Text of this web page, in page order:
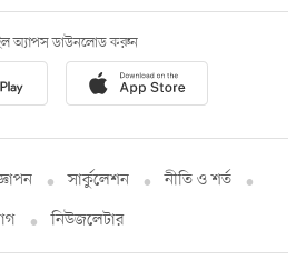
অ্যাপস ডাউনলোড করুন
সার্কুলেশন
নীতি ও শর্ত
নিউজলেটার